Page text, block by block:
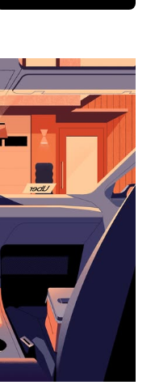
down
interact
the
calendar
and
select
a
date.
Press
the
escape
button
the
calendar.